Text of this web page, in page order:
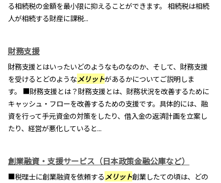
る相続税の金額を最小限に抑えることができます。 相続税は相続
人が相続する財産に課税...
財務支援
財務支援とはいったいどのようなものなのか、そして、財務支援
を受けるとどのようなメリットがあるかについてご説明しま
す。 ■財務支援とは？財務支援とは、財務状況を改善するために
キャッシュ・フローを改善するための支援です。具体的には、融
資を行って手元資金の対策をしたり、借入金の返済計画を立案し
たり、経営が悪化していると...
創業融資・支援サービス（日本政策金融公庫など）
■税理士に創業融資を依頼するメリット創業したての頃は、どの